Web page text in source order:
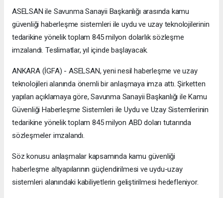
ASELSAN ile Savunma Sanayii Başkanlığı arasında kamu
güvenliği haberleşme sistemleri ile uydu ve uzay teknolojilerinin
tedarikine yönelik toplam 845 milyon dolarlık sözleşme
imzalandı. Teslimatlar, yıl içinde başlayacak.
ANKARA (İGFA) - ASELSAN, yeni nesil haberleşme ve uzay
teknolojileri alanında önemli bir anlaşmaya imza attı. Şirketten
yapılan açıklamaya göre, Savunma Sanayii Başkanlığı ile Kamu
Güvenliği Haberleşme Sistemleri ile Uydu ve Uzay Sistemlerinin
tedarikine yönelik toplam 845 milyon ABD doları tutarında
sözleşmeler imzalandı.
Söz konusu anlaşmalar kapsamında kamu güvenliği
haberleşme altyapılarının güçlendirilmesi ve uydu-uzay
sistemleri alanındaki kabiliyetlerin geliştirilmesi hedefleniyor.